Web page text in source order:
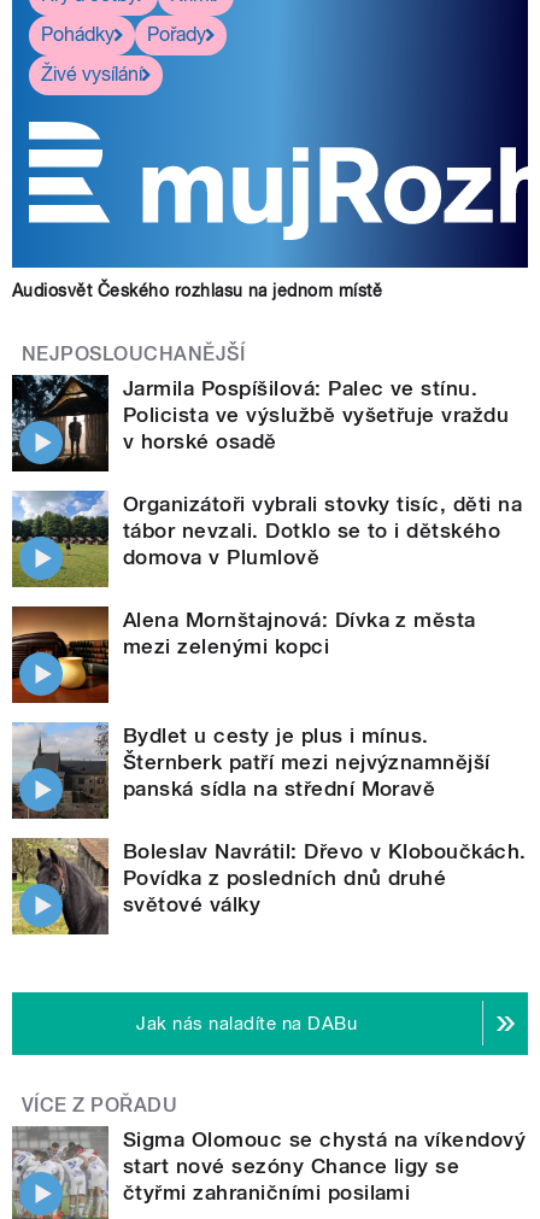
Pohádky
Pořady
Živé vysílání
Audiosvět Českého rozhlasu na jednom místě
NEJPOSLOUCHANĚJŠÍ
Jarmila Pospíšilová: Palec ve stínu.
Policista ve výslužbě vyšetřuje vraždu
v horské osadě
Organizátoři vybrali stovky tisíc, děti na
tábor nevzali. Dotklo se to i dětského
domova v Plumlově
Alena Mornštajnová: Dívka z města
mezi zelenými kopci
Bydlet u cesty je plus i mínus.
Šternberk patří mezi nejvýznamnější
panská sídla na střední Moravě
Boleslav Navrátil: Dřevo v Kloboučkách.
Povídka z posledních dnů druhé
světové války
Jak nás naladíte na DABu
VÍCE Z POŘADU
Sigma Olomouc se chystá na víkendový
start nové sezóny Chance ligy se
čtyřmi zahraničními posilami